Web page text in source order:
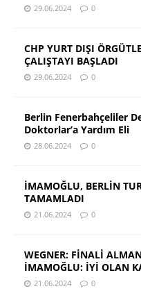
29.06.2024 0
CHP YURT DIŞI
ÇALIŞTAYI BAŞLADI
29.06.2024 0
Berlin Fenerbahçeliler
Doktorlar’a Yardım Eli
28.06.2024 0
İMAMOĞLU, BERLİN
TAMAMLADI
21.06.2024 0
WEGNER: FİNALİ
İMAMOĞLU: İYİ OLAN
21.06.2024 0